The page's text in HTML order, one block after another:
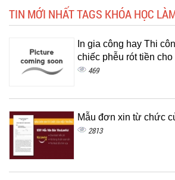
TIN MỚI NHẤT TAGS KHÓA HỌC
In gia công hay Thi
chiếc phễu rót tiền
469
Mẫu đơn xin từ chức
2813